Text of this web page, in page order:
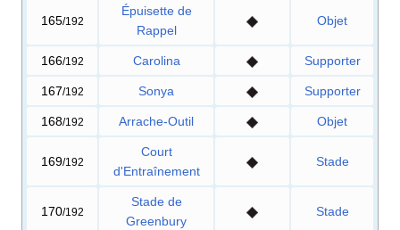
165/192
Épuisette de
Rappel
Objet
166/192 Carolina Supporter
167/192 Sonya Supporter
168/192 Arrache-Outil Objet
169/192
Court
d'Entraînement
Stade
170/192
Stade de
Greenbury
Stade